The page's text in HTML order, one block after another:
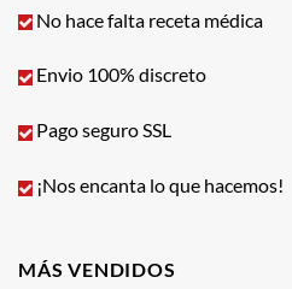
No hace falta receta médica
Envio 100% discreto
Pago seguro SSL
¡Nos encanta lo que hacemos!
MÁS VENDIDOS